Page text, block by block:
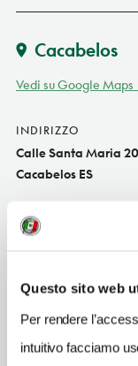
Questo sito web
Per rendere
intuitivo facciamo
Cacabelos
Vedi su Google Maps
INDIRIZZO
Calle Santa Maria
Cacabelos ES
TELEFONO
987549588